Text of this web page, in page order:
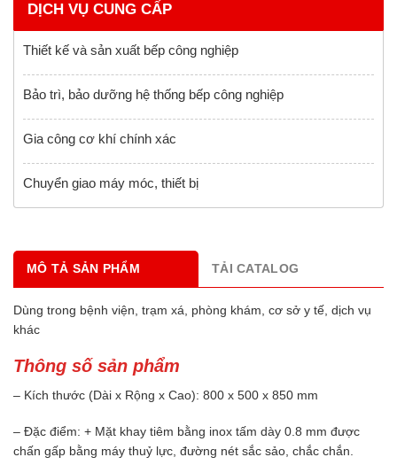
DỊCH VỤ CUNG CẤP
Thiết kế và sản xuất bếp công nghiệp
Bảo trì, bảo dưỡng hệ thống bếp công nghiệp
Gia công cơ khí chính xác
Chuyển giao máy móc, thiết bị
MÔ TẢ SẢN PHẨM TẢI CATALOG
Dùng trong bệnh viện, trạm xá, phòng khám, cơ sở y tế, dịch vụ
khác
Thông số sản phẩm
– Kích thước (Dài x Rộng x Cao): 800 x 500 x 850 mm
– Đặc điểm: + Mặt khay tiêm bằng inox tấm dày 0.8 mm được
chấn gấp bằng máy thuỷ lực, đường nét sắc sảo, chắc chắn.